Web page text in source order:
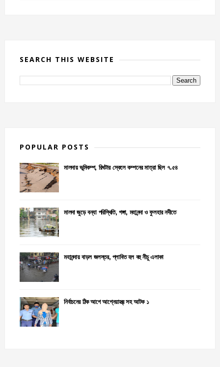
SEARCH THIS WEBSITE
POPULAR POSTS
মালদায় ভূমিকম্প, রিখটার স্কেলে কম্পনের মাত্রা ছিল ৭.৫৪
মালদা জুড়ে বন্যা পরিস্থিতি, গঙ্গা, মহানন্দা ও ফুলহার নদীতে
মহানন্দায় বাড়ল জলস্তর, প্লাবিত হল বহু নীচু এলাকা
নির্বাচনের ঠিক আগে আগ্নেয়াস্ত্র সহ আটক ১